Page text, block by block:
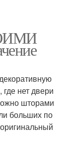
нет двери
шторами
больших по